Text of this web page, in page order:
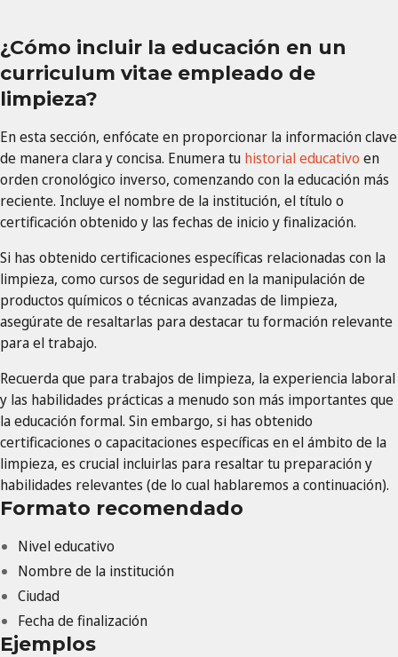
¿Cómo incluir la educación en un
curriculum vitae empleado de
limpieza?
En esta sección, enfócate en proporcionar la información clave
de manera clara y concisa. Enumera tu historial educativo en
orden cronológico inverso, comenzando con la educación más
reciente. Incluye el nombre de la institución, el título o
certificación obtenido y las fechas de inicio y finalización.
Si has obtenido certificaciones específicas relacionadas con la
limpieza, como cursos de seguridad en la manipulación de
productos químicos o técnicas avanzadas de limpieza,
asegúrate de resaltarlas para destacar tu formación relevante
para el trabajo.
Recuerda que para trabajos de limpieza, la experiencia laboral
y las habilidades prácticas a menudo son más importantes que
la educación formal. Sin embargo, si has obtenido
certificaciones o capacitaciones específicas en el ámbito de la
limpieza, es crucial incluirlas para resaltar tu preparación y
habilidades relevantes (de lo cual hablaremos a continuación).
Formato recomendado
Nivel educativo
Nombre de la institución
Ciudad
Fecha de finalización
Ejemplos